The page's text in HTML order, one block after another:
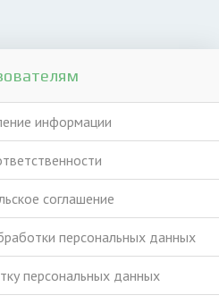
информации
соглашение
персональных данных
персональных данных